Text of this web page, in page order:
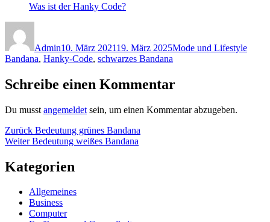
Was ist der Hanky Code?
Admin10. März 202119. März 2025Mode und Lifestyle
Bandana, Hanky-Code, schwarzes Bandana
Schreibe einen Kommentar
Du musst angemeldet sein, um einen Kommentar abzugeben.
Beitragsnavigation
Zurück Vorheriger
Beitrag:
Bedeutung grünes Bandana
Weiter Nächster
Bedeutung weißes Bandana
Kategorien
Allgemeines
Business
Computer